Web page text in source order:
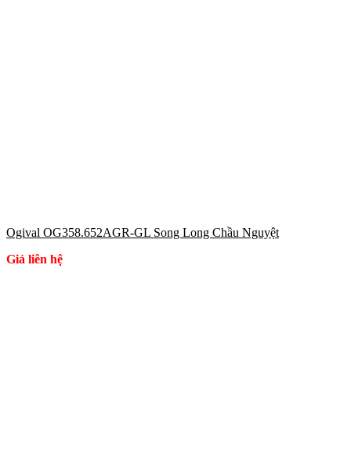
Ogival OG358.652AGR-GL Song Long Chầu Nguyệt
Giá liên hệ